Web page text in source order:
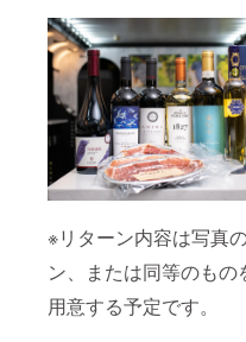
※リターン内容は写真
ン、または同等のもの
用意する予定です。